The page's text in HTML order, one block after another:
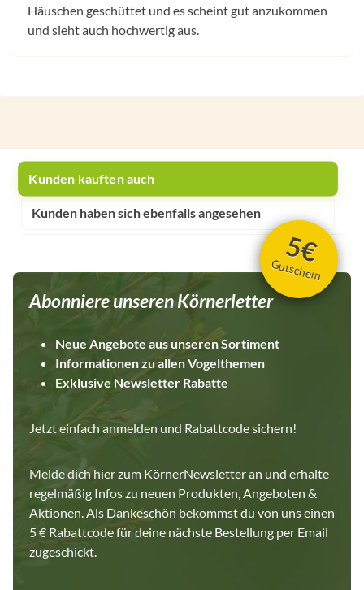
Häuschen geschüttet und es scheint gut anzukommen
und sieht auch hochwertig aus.
Kunden kauften auch
Kunden haben sich ebenfalls angesehen
5€
Gutschein
Abonniere unseren Körnerletter
Neue Angebote aus unseren Sortiment
Informationen zu allen Vogelthemen
Exklusive Newsletter Rabatte
Jetzt einfach anmelden und Rabattcode sichern!
Melde dich hier zum KörnerNewsletter an und erhalte
regelmäßig Infos zu neuen Produkten, Angeboten &
Aktionen. Als Dankeschön bekommst du von uns einen
5 € Rabattcode für deine nächste Bestellung per Email
zugeschickt.